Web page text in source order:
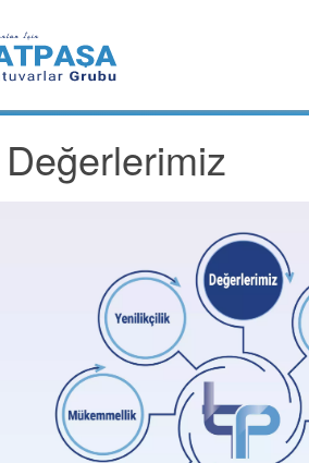
Değerlerimiz